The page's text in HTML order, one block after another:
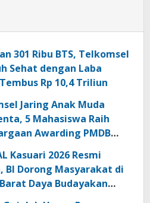
301 Ribu BTS, Telkomsel
Sehat dengan Laba
Rp 10,4 Triliun
Jaring Anak Muda
5 Mahasiswa Raih
Awarding PMDB
Kasuari 2026 Resmi
BI Dorong Masyarakat di
Daya Budayakan